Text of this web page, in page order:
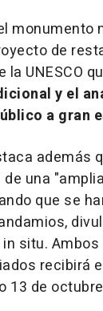
monumento
de
la UNESCO
y el
a gran
además
una
que se
situ.
recibirá
13 de